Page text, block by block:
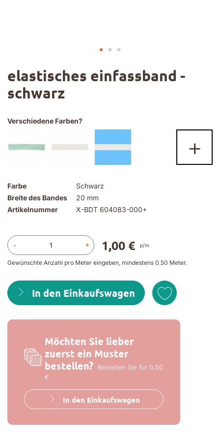
elastisches einfassband -
schwarz
Farbe
Schwarz
Breite des Bandes
20 mm
Artikelnummer
X-BDT 604083-000+
- +
Gewünschte Anzahl pro Meter eingeben, mindestens 0.50 Meter.
In den Einkaufswagen
Möchten Sie lieber
zuerst ein Muster
bestellen?
Bestellen Sie für 0,50
€
In den Einkaufswagen
1,00 € p/m
Verschiedene Farben?
+
Anfang
der
Bildgalerie
springen